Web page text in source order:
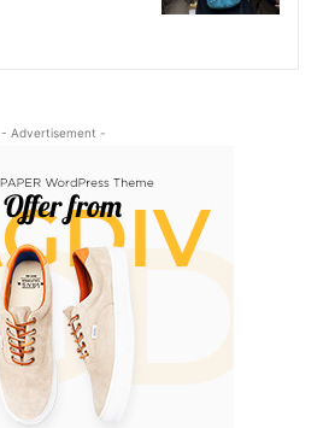
- Advertisement -